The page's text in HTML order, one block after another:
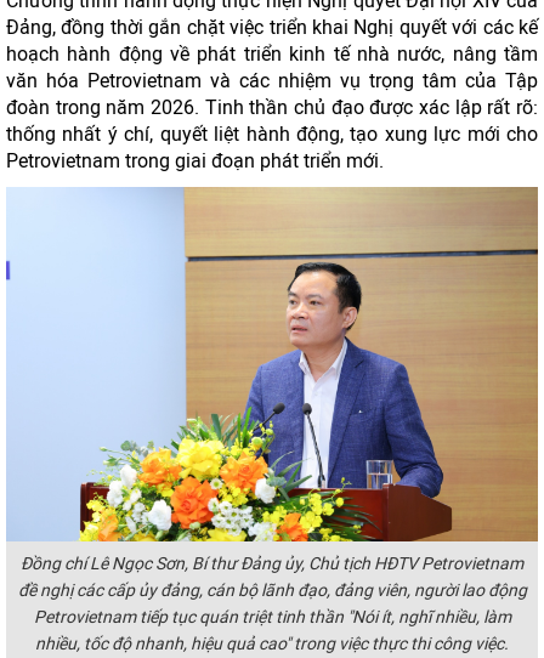
Đảng, đồng thời gắn chặt việc triển khai Nghị quyết với các kế
hoạch hành động về phát triển kinh tế nhà nước, nâng tầm
văn hóa Petrovietnam và các nhiệm vụ trọng tâm của Tập
đoàn trong năm 2026. Tinh thần chủ đạo được xác lập rất rõ:
thống nhất ý chí, quyết liệt hành động, tạo xung lực mới cho
Petrovietnam trong giai đoạn phát triển mới.
Đồng chí Lê Ngọc Sơn, Bí thư Đảng ủy, Chủ tịch HĐTV Petrovietnam
đề nghị các cấp ủy đảng, cán bộ lãnh đạo, đảng viên, người lao động
Petrovietnam tiếp tục quán triệt tinh thần "Nói ít, nghĩ nhiều, làm
nhiều, tốc độ nhanh, hiệu quả cao" trong việc thực thi công việc.